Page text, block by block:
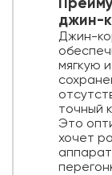
джин-
Джин-
мягкую
точный
Это
хочет